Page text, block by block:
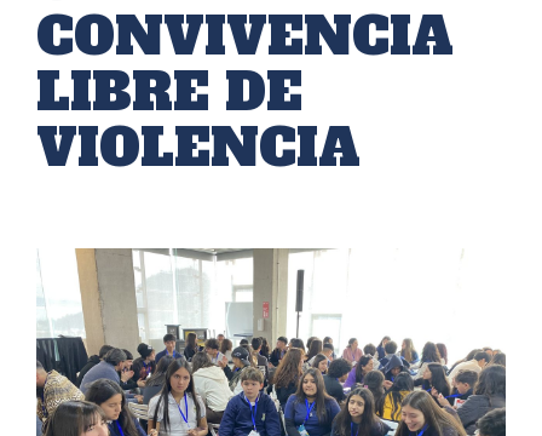
CONVIVENCIA
LIBRE DE
VIOLENCIA